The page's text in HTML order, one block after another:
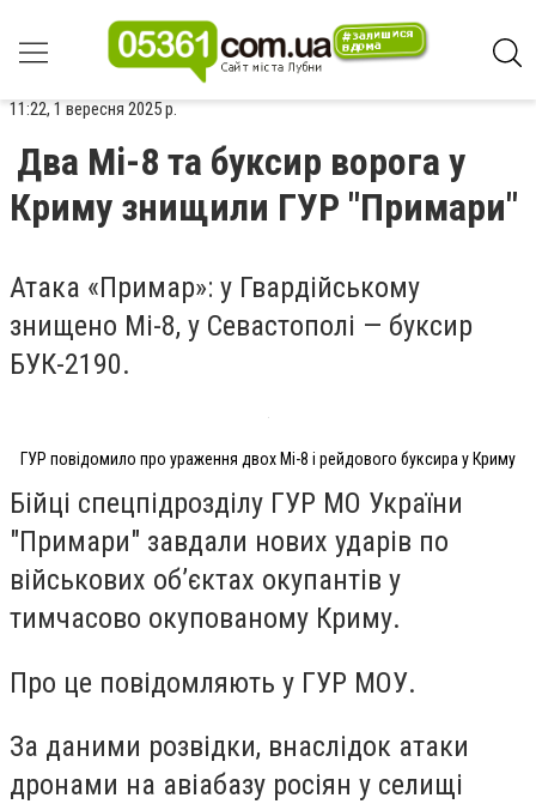
11:22, 1 вересня 2025 р.
Два Мі-8 та буксир ворога у
Криму знищили ГУР "Примари"
Атака «Примар»: у Гвардійському
знищено Мі-8, у Севастополі — буксир
БУК-2190.
ГУР повідомило про ураження двох Мі-8 і рейдового буксира у Криму
Бійці спецпідрозділу ГУР МО України
"Примари" завдали нових ударів по
військових об’єктах окупантів у
тимчасово окупованому Криму.
Про це повідомляють у ГУР МОУ.
За даними розвідки, внаслідок атаки
дронами на авіабазу росіян у селищі